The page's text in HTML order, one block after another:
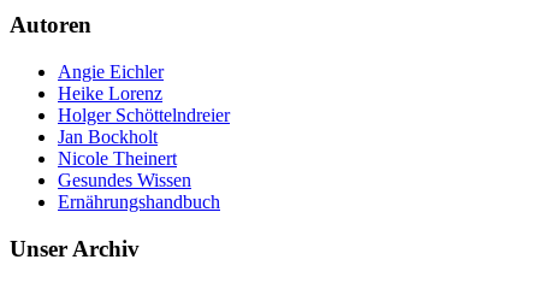
Autoren
Angie Eichler
Heike Lorenz
Holger Schöttelndreier
Jan Bockholt
Nicole Theinert
Gesundes Wissen
Ernährungshandbuch
Unser Archiv